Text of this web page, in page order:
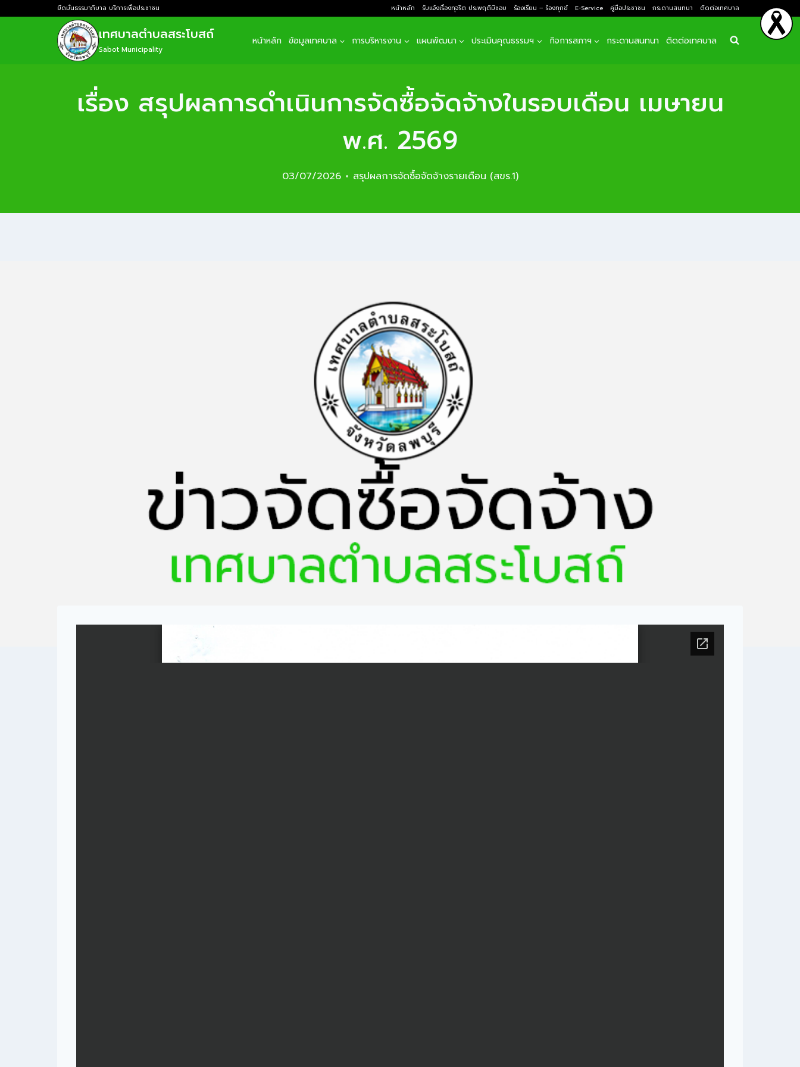
ยึดมั่นธรรมาภิบาล บริการเพื่อประชาชน หน้าหลัก รับแจ้งเรื่องทุจริต ประพฤติมิชอบ ร้องเรียน – ร้องทุกข์ E-Service คู่มือประชาชน กระดานสนทนา ติดต่อเทศบาล
เทศบาลตำบลสระโบสถ์
Sabot Municipality
หน้าหลัก ข้อมูลเทศบาล การบริหารงาน แผนพัฒนา ประเมินคุณธรรมฯ กิจการสภาฯ กระดานสนทนา ติดต่อเทศบาล
เรื่อง สรุปผลการดำเนินการจัดซื้อจัดจ้างในรอบเดือน เมษายน
พ.ศ. 2569
03/07/2026 สรุปผลการจัดซื้อจัดจ้างรายเดือน (สขร.1)